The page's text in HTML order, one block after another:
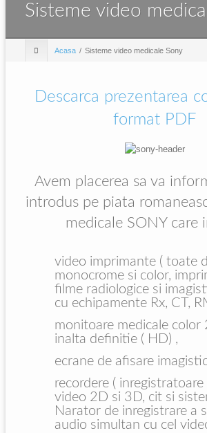
Sisteme video
Acasa Sisteme video medicale Sony
Descarca prezentarea
format PDF
Avem placerea sa va
introdus pe piata
medicale SONY care
video imprimante ( toate
monocrome si color,
filme radiologice si
cu echipamente Rx, CT,
monitoare medicale color
inalta definitie ( HD) ,
ecrane de afisare
recordere ( inregistratoare
video 2D si 3D, cit si
Narator de inregistrare a
audio simultan cu cel